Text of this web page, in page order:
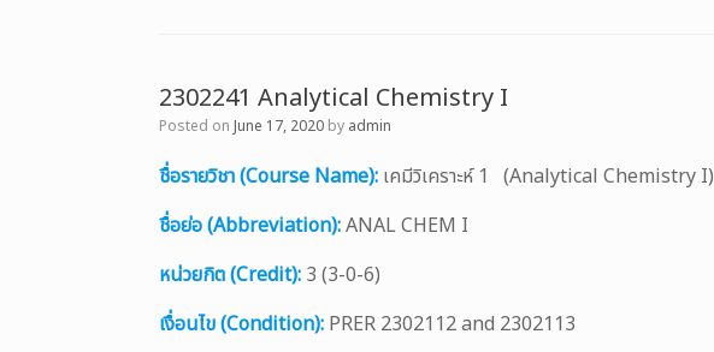
2302241 Analytical Chemistry I
Posted on June 17, 2020 by admin
ชื่อรายวิชา (Course Name): เคมีวิเคราะห์ 1 (Analytical Chemistry I)
ชื่อย่อ (Abbreviation):ANAL CHEM I
หน่วยกิต (Credit): 3 (3-0-6)
เงื่อนไข (Condition): PRER 2302112 and 2302113